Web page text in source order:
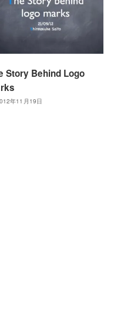
Story Behind Logo
年11月19日